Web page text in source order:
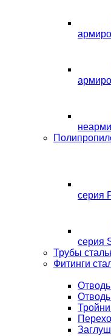
серия
серия
Трубы
Фитинги